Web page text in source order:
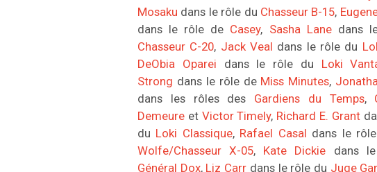
Mosaku dans le rôle du Chasseur B-15,
dans le rôle de Casey, Sasha Lanedans
Chasseur C-20, Jack Veal dans le rôle du
DeObia Oparei dans le rôle du Loki
Strong dans le rôle de Miss Minutes,
dans les rôles des Gardiens du Temps,
Demeure et Victor Timely, Richard E. Grant
du Loki Classique, Rafael Casal dans le
Wolfe/Chasseur X-05, Kate Dickie dans
Général Dox, Liz Carr dans le rôle du Juge